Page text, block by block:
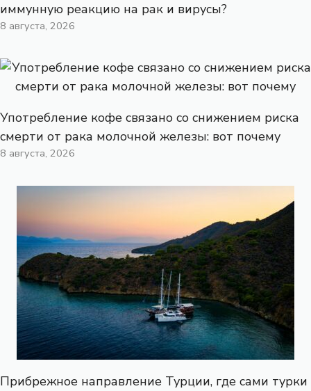
иммунную реакцию на рак и вирусы?
8 августа, 2026
Употребление кофе связано со снижением риска
смерти от рака молочной железы: вот почему
8 августа, 2026
Прибрежное направление Турции, где сами турки